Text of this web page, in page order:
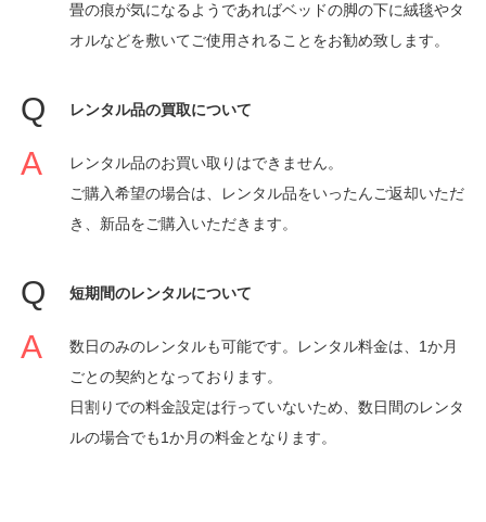
畳の痕が気になるようであればベッドの脚の下に絨毯やタ
オルなどを敷いてご使用されることをお勧め致します。
レンタル品の買取について
レンタル品のお買い取りはできません。
ご購入希望の場合は、レンタル品をいったんご返却いただ
き、新品をご購入いただきます。
短期間のレンタルについて
数日のみのレンタルも可能です。レンタル料金は、1か月
ごとの契約となっております。
日割りでの料金設定は行っていないため、数日間のレンタ
ルの場合でも1か月の料金となります。